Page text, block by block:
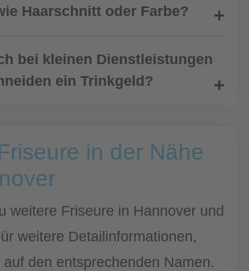
Haarschnitt oder Farbe?
bei kleinen Dienstleistungen
ein Trinkgeld?
in der Nähe
weitere Friseure in Hannover und
weitere Detailinformationen,
auf den entsprechenden Namen.